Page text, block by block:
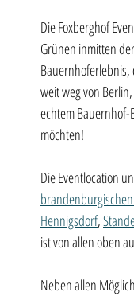
Die Foxberghof
Grünen inmitten
Bauernhoferlebnis,
weit weg von
echtem
möchten!
Die Eventlocation
Hennigsdorf,
ist von allen oben
Neben allen